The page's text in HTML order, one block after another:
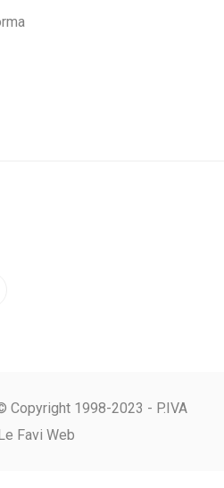
Copyright 1998-2023 - P.IVA
Favi Web